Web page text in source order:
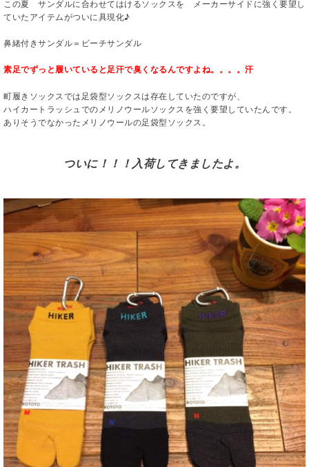
この夏 サンダルに合わせてはけるソックスを メーカーサイドに強く要望し
ていたアイテムがついに具現化♪
鼻緒付きサンダル＝ビーチサンダル
素足でずっと履いていると足汗で臭くなるんですよね。。。。汗
町履きソックスでは足袋型ソックスは存在していたのですが、
ハイカートラッシュでのメリノウールソックスを強く要望していたんです。
ありそうでなかったメリノウールの足袋型ソックス。
ついに！！！入荷してきましたよ。